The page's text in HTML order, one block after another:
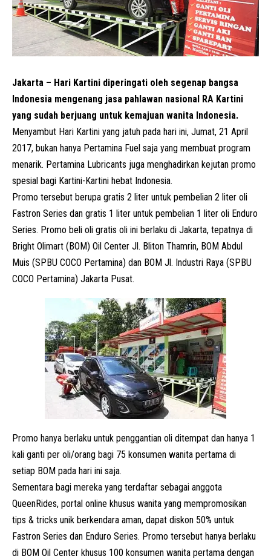
Jakarta – Hari Kartini diperingati oleh segenap bangsa
Indonesia mengenang jasa pahlawan nasional RA Kartini
yang sudah berjuang untuk kemajuan wanita Indonesia.
Menyambut Hari Kartini yang jatuh pada hari ini, Jumat, 21 April
2017, bukan hanya Pertamina Fuel saja yang membuat program
menarik. Pertamina Lubricants juga menghadirkan kejutan promo
spesial bagi Kartini-Kartini hebat Indonesia.
Promo tersebut berupa gratis 2 liter untuk pembelian 2 liter oli
Fastron Series dan gratis 1 liter untuk pembelian 1 liter oli Enduro
Series. Promo beli oli gratis oli ini berlaku di Jakarta, tepatnya di
Bright Olimart (BOM) Oil Center Jl. Bliton Thamrin, BOM Abdul
Muis (SPBU COCO Pertamina) dan BOM Jl. Industri Raya (SPBU
COCO Pertamina) Jakarta Pusat.
Promo hanya berlaku untuk penggantian oli ditempat dan hanya 1
kali ganti per oli/orang bagi 75 konsumen wanita pertama di
setiap BOM pada hari ini saja.
Sementara bagi mereka yang terdaftar sebagai anggota
QueenRides, portal online khusus wanita yang mempromosikan
tips & tricks unik berkendara aman, dapat diskon 50% untuk
Fastron Series dan Enduro Series. Promo tersebut hanya berlaku
di BOM Oil Center khusus 100 konsumen wanita pertama dengan